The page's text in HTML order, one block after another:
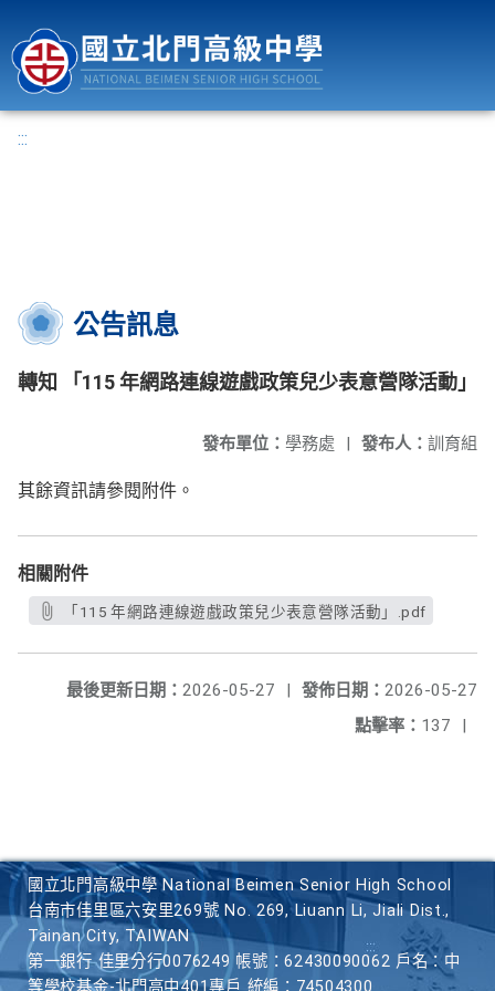
:::
公告訊息
轉知 「115 年網路連線遊戲政策兒少表意營隊活動」
發布人： 訓育組
發布單位： 學務處 |
其餘資訊請參閱附件。
相關附件
「115 年網路連線遊戲政策兒少表意營隊活動」.pdf
發佈日期： 2026-05-27
最後更新日期： 2026-05-27
|
點擊率： 137 |
國立北門高級中學 National Beimen Senior High School
台南市佳里區六安里269號 No. 269, Liuann Li, Jiali Dist.,
Tainan City, TAIWAN
第一銀行 佳里分行0076249 帳號：62430090062 戶名：中
等學校基金-北門高中401專戶 統編：74504300